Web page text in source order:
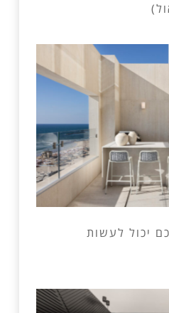
יכול לעשות